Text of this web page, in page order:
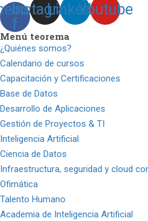
f
Instagram
LinkedinYoutube
Menú teorema
¿Quiénes somos?
Calendario de cursos
Capacitación y Certificaciones
Base de Datos
Desarrollo de Aplicaciones
Gestión de Proyectos & TI
Inteligencia Artificial
Ciencia de Datos
Infraestructura, seguridad y cloud
Ofimática
Talento Humano
Academia de Inteligencia Artificial